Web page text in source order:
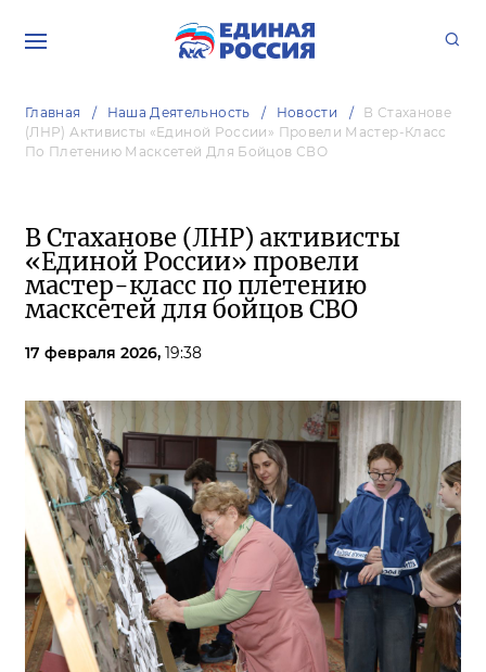
Главная Наша Деятельность Новости
В Стаханове
(ЛНР) Активисты «Единой России» Провели Мастер-Класс
По Плетению Масксетей Для Бойцов СВО
В Стаханове (ЛНР) активисты
«Единой России» провели
мастер-класс по плетению
масксетей для бойцов СВО
17 февраля 2026, 19:38